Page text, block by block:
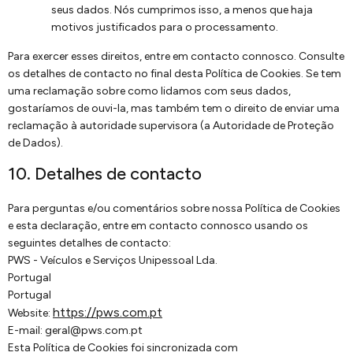
seus dados. Nós cumprimos isso, a menos que haja
motivos justificados para o processamento.
Para exercer esses direitos, entre em contacto connosco. Consulte
os detalhes de contacto no final desta Política de Cookies. Se tem
uma reclamação sobre como lidamos com seus dados,
gostaríamos de ouvi-la, mas também tem o direito de enviar uma
reclamação à autoridade supervisora (a Autoridade de Proteção
de Dados).
10. Detalhes de contacto
Para perguntas e/ou comentários sobre nossa Política de Cookies
e esta declaração, entre em contacto connosco usando os
seguintes detalhes de contacto:
PWS - Veículos e Serviços Unipessoal Lda.
Portugal
Portugal
Website: https://pws.com.pt
E-mail: geral@pws.com.pt
Esta Política de Cookies foi sincronizada com